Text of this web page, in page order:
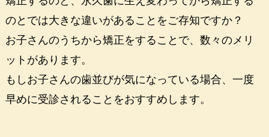
のとでは大きな違いがあることをご存知ですか？
お子さんのうちから矯正をすることで、数々のメリ
ットがあります。
もしお子さんの歯並びが気になっている場合、一度
早めに受診されることをおすすめします。